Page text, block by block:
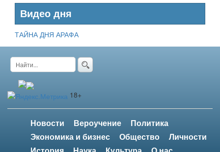
Видео дня
ТАЙНА ДНЯ АРАФА
Новости Вероучение
Политика
Экономика и бизнес
Общество
Личности
18+